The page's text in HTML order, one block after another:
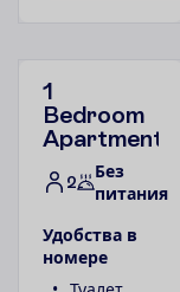
1
Bedroom
Apartment
2
Без
питания
Удобства в
номере